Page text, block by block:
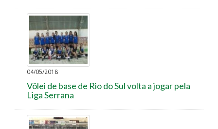
04/05/2018
Vôlei de base de Rio do Sul volta a jogar pela
Liga Serrana